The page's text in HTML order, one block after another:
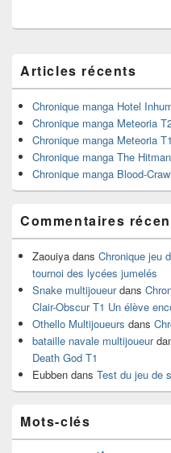
principale
de
widget
pour
barre
latérale
Articles récents
Chronique manga Hotel
Chronique manga Meteoria
Chronique manga Meteoria T1
Chronique manga The
Chronique manga Blood-
Commentaires
Zaouiya dans Chronique jeu
tournoi des lycées jumelés
Snake multijoueurdans
Clair-Obscur T1 Un élève
Othello Multijoueurs dans
bataille navale multijoueur
Death God T1
Eubben dans Test du jeu de
Mots-clés